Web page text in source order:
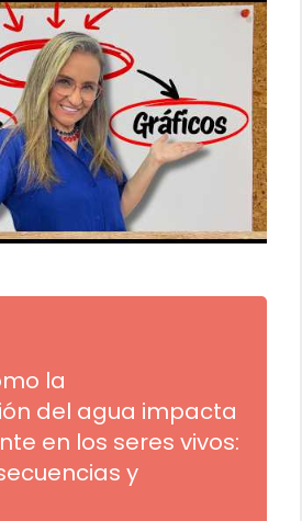
la
del agua impacta
en los seres vivos:
y